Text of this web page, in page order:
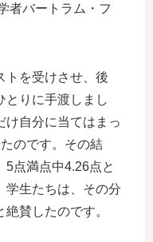
者バートラム・フ
トを受けさせ、後
とりに手渡しまし
け自分に当てはまっ
のです。その結
5点満点中4.26点と
学生たちは、その分
賛したのです。